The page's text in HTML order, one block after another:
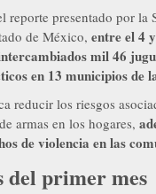
reporte presentado por la
de México, entre el 4
mil 46
en 13 municipios de
reducir los riesgos
armas en los hogares,
de violencia en las
del primer mes